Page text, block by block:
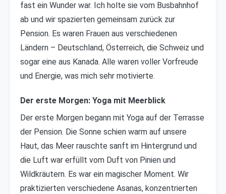
fast ein Wunder war. Ich holte sie vom Busbahnhof
ab und wir spazierten gemeinsam zurück zur
Pension. Es waren Frauen aus verschiedenen
Ländern – Deutschland, Österreich, die Schweiz und
sogar eine aus Kanada. Alle waren voller Vorfreude
und Energie, was mich sehr motivierte.
Der erste Morgen: Yoga mit Meerblick
Der erste Morgen begann mit Yoga auf der Terrasse
der Pension. Die Sonne schien warm auf unsere
Haut, das Meer rauschte sanft im Hintergrund und
die Luft war erfüllt vom Duft von Pinien und
Wildkräutern. Es war ein magischer Moment. Wir
praktizierten verschiedene Asanas, konzentrierten